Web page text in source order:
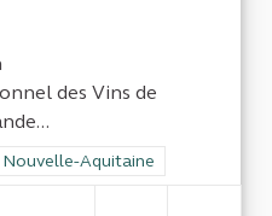
des Vins de
: Agriculture et mer
les résultats pour le secteur :
Nouvelle-Aquitaine